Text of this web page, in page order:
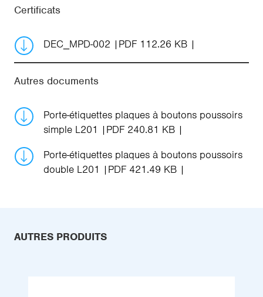
Certificats
DEC_MPD-002 PDF 112.26 KB
Autres documents
Porte-étiquettes plaques à boutons poussoirs
simple L201
PDF 240.81 KB
Porte-étiquettes plaques à boutons poussoirs
double L201
PDF 421.49 KB
AUTRES PRODUITS